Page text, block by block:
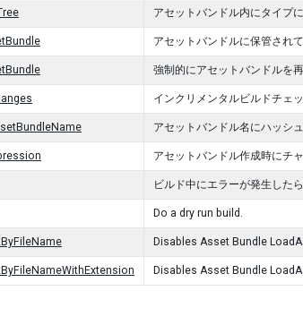
アセットバンドル内にタイプ
アセットバンドルに保管され
強制的にアセットバンドルを
インクリメンタルビルドチェ
アセットバンドル名にハッシ
アセットバンドル作成時にチ
ビルド中にエラーが発生した
Do a dry run build.
Disables Asset Bundle
Disables Asset Bundle